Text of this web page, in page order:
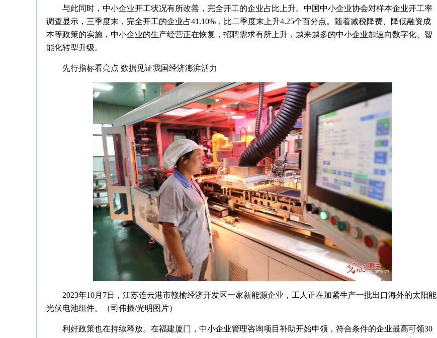
与此同时，中小企业开工状况有所改善，完全开工的企业占比上升。中国中小企业协会对样本企业开工率
调查显示，三季度末，完全开工的企业占41.10%，比二季度末上升4.25个百分点。随着减税降费、降低融资成
本等政策的实施，中小企业的生产经营正在恢复，招聘需求有所上升，越来越多的中小企业加速向数字化、智
能化转型升级。
先行指标看亮点 数据见证我国经济澎湃活力
2023年10月7日，江苏连云港市赣榆经济开发区一家新能源企业，工人正在加紧生产一批出口海外的太阳能
光伏电池组件。（司伟摄/光明图片）
利好政策也在持续释放。在福建厦门，中小企业管理咨询项目补助开始申领，符合条件的企业最高可领30